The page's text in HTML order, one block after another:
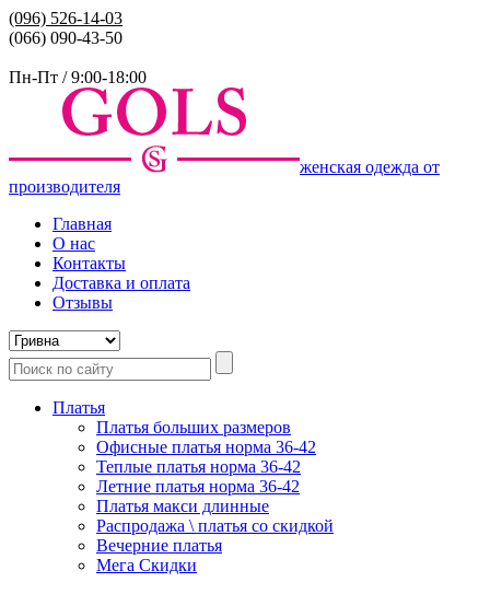
(096) 526-14-03
(066) 090-43-50
Пн-Пт / 9:00-18:00
женская одежда от
производителя
Главная
О нас
Контакты
Доставка и оплата
Отзывы
Платья
Платья больших размеров
Офисные платья норма 36-42
Теплые платья норма 36-42
Летние платья норма 36-42
Платья макси длинные
Распродажа \ платья со скидкой
Вечерние платья
Мега Скидки